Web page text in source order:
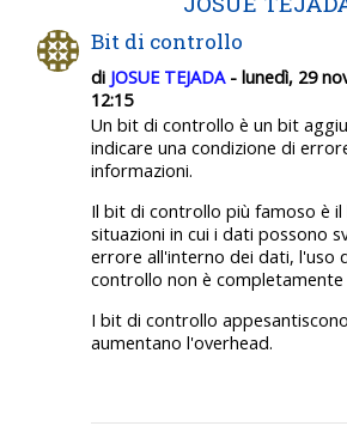
Bit di controllo
di JOSUE TEJADA- lunedì, 29
12:15
Un bit di controllo è un bit
indicare una condizione di
informazioni.
Il bit di controllo più famoso è
situazioni in cui i dati possono
errore all'interno dei dati, l'uso
controllo non è completamente
I bit di controllo
aumentano l'overhead.